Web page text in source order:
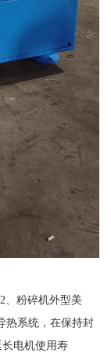
、粉碎机外型美
热系统，在保持封
电机使用寿